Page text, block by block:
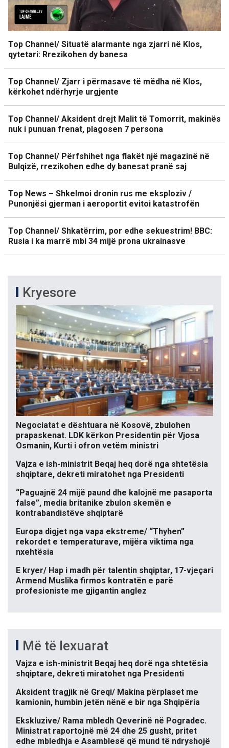
Top Channel/ Situatë alarmante nga zjarri në Klos,
qytetari: Rrezikohen dy banesa
Top Channel/ Zjarr i përmasave të mëdha në Klos,
kërkohet ndërhyrje urgjente
Top Channel/ Aksident drejt Malit të Tomorrit, makinës
nuk i punuan frenat, plagosen 7 persona
Top Channel/ Përfshihet nga flakët një magazinë në
Bulqizë, rrezikohen edhe dy banesat pranë saj
Top News – Shkelmoi dronin rus me eksploziv /
Punonjësi gjerman i aeroportit evitoi katastrofën
Top Channel/ Shkatërrim, por edhe sekuestrim! BBC:
Rusia i ka marrë mbi 34 mijë prona ukrainasve
Kryesore
Negociatat e dështuara në Kosovë, zbulohen
prapaskenat. LDK kërkon Presidentin për Vjosa
Osmanin, Kurti i ofron vetëm ministri
Vajza e ish-ministrit Beqaj heq dorë nga shtetësia
shqiptare, dekreti miratohet nga Presidenti
“Paguajnë 24 mijë paund dhe kalojnë me pasaporta
false”, media britanike zbulon skemën e
kontrabandistëve shqiptarë
Europa digjet nga vapa ekstreme/ “Thyhen”
rekordet e temperaturave, mijëra viktima nga
nxehtësia
E kryer/ Hap i madh për talentin shqiptar, 17-vjeçari
Armend Muslika firmos kontratën e parë
profesioniste me gjigantin anglez
Më të lexuarat
Vajza e ish-ministrit Beqaj heq dorë nga shtetësia
shqiptare, dekreti miratohet nga Presidenti
Aksident tragjik në Greqi/ Makina përplaset me
kamionin, humbin jetën nënë e bir nga Shqipëria
Ekskluzive/ Rama mbledh Qeverinë në Pogradec.
Ministrat raportojnë më 24 dhe 25 gusht, pritet
edhe mbledhja e Asamblesë që mund të ndryshojë